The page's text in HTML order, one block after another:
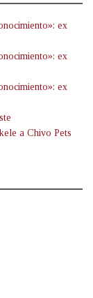
ex
ex
ex
a Chivo Pets